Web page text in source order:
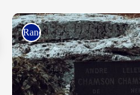
Rando à pied